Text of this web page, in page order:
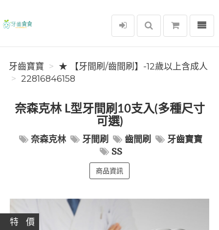
牙齒寶寶
選單
牙齒寶寶
★ 【牙間刷/齒間刷】-12歲以上含成人
22816846158
奈森克林 L型牙間刷10支入(多種尺寸
可選)
奈森克林 牙間刷 齒間刷
牙齒寶寶
SS
商品資訊
特 價